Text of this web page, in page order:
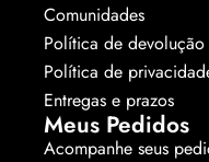
Comunidades
Política de
Política de
Entregas e prazos
Meus Pedidos
Acompanhe seus